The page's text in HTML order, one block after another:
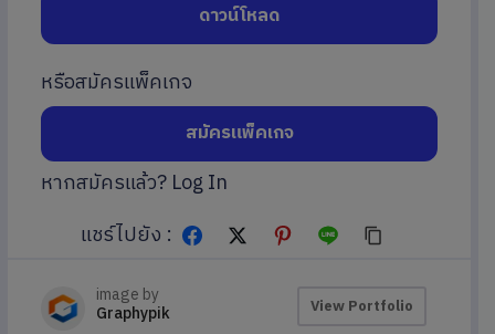
ดาวน์โหลด
หรือสมัครแพ็คเกจ
สมัครแพ็คเกจ
หากสมัครแล้ว? Log In
แชร์ไปยัง :
image by
Graphypik View Portfolio